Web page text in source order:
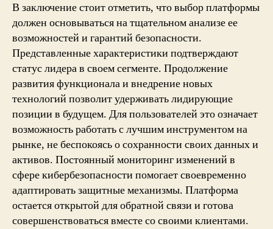
В заключение стоит отметить, что выбор платформы
должен основываться на тщательном анализе ее
возможностей и гарантий безопасности.
Представленные характеристики подтверждают
статус лидера в своем сегменте. Продолжение
развития функционала и внедрение новых
технологий позволит удерживать лидирующие
позиции в будущем. Для пользователей это означает
возможность работать с лучшим инструментом на
рынке, не беспокоясь о сохранности своих данных и
активов. Постоянный мониторинг изменений в
сфере кибербезопасности помогает своевременно
адаптировать защитные механизмы. Платформа
остается открытой для обратной связи и готова
совершенствоваться вместе со своими клиентами.